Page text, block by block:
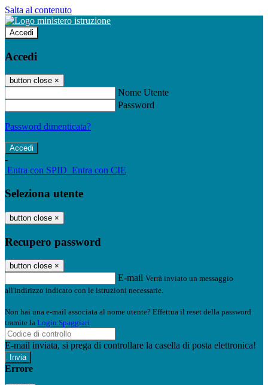
Salta al contenuto
Accedi
Accedi
button close ×
Nome Utente
Password
Password dimenticata?
-
Entra con SPID Entra con CIE
Seleziona utente
button close ×
Recupero password
button close ×
E-mail Verrà inviato un messaggio
all'indirizzo indicato con le istruzioni necessarie.
Non hai una e-mail associata al nome utente? Effettua il reset della password
tramite la Login Spaggiari
E-mail inviata, si prega di controllare la casella di posta elettronica!
Errore